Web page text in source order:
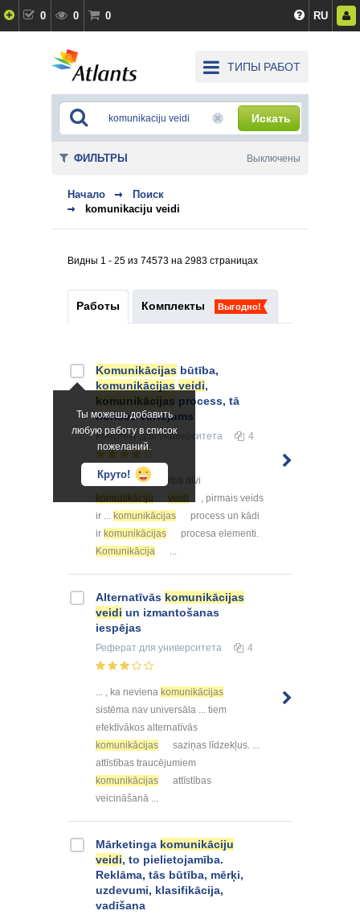
0 0 0 RU
ТИПЫ РАБОТ
Искать
Начало
Поиск
komunikaciju veidi
Видны 1 - 25 из 74573 на 2983 страницах
Работы Комплекты Выгодно!
Ты можешь добавить
любую работу в список
пожеланий.
Круто!
Komunikācijas būtība,
komunikācijas veidi,
komunikācijas process, tā
norises vērtējums
Конспект для университета 4
... pārsvarā pielietoti divi
komunikāciju
veidi
, pirmais veids
ir ... komunikācijas
process un kādi
ir komunikācijas
procesa elementi.
Komunikācija
...
Alternatīvās komunikācijas
veidi un izmantošanas
iespējas
Реферат для университета 4
... , ka neviena komunikācijas
sistēma nav universāla ... tiem
efektīvākos alternatīvās
komunikācijas
saziņas līdzekļus. ...
attīstības traucējumiem
komunikācijas
attīstības
veicināšanā ...
Mārketinga komunikāciju
veidi, to pielietojamība.
Reklāma, tās būtība, mērķi,
uzdevumi, klasifikācija,
vadīšana
ФИЛЬТРЫ Выключены